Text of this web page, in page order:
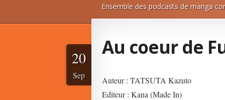
Ensemble des podcasts de manga
Au coeur de
20
Sep
Auteur : TATSUTA Kazuto
Editeur : Kana (Made In)